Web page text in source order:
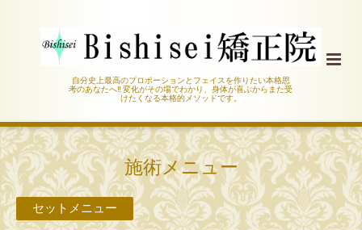
自分史上最高のプロポーションとフェイスを作りたい本格思
考のあなたへ‼︎ 変化がその場でわかり、身体が喜ぶからまた受
けたくなる本格的メソッドです。
施術メニュー
セットメニュー